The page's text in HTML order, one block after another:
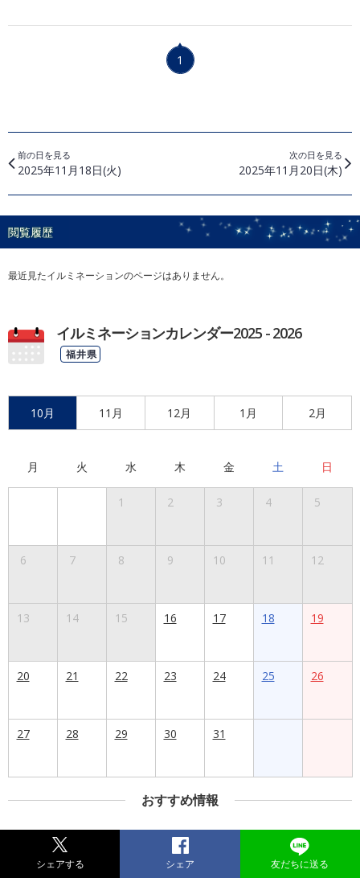
1
前の日を見る
2025年11月18日(火)
次の日を見る
2025年11月20日(木)
閲覧履歴
最近見たイルミネーションのページはありません。
イルミネーションカレンダー2025 - 2026
福井県
10月 11月 12月 1月 2月
月 火 水 木 金 土 日
1 2 3 4 5
6 7 8 9 10 11 12
13 14 15 16 17 18 19
20 21 22 23 24 25 26
27 28 29 30 31
おすすめ情報
シェアする シェア 友だちに送る